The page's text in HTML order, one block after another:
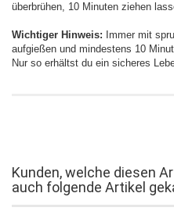
überbrühen, 10 Minuten ziehen
Wichtiger Hinweis: Immer mit
aufgießen und mindestens 10
Nur so erhältst du ein sicheres
Kunden, welche diesen
auch folgende Artikel